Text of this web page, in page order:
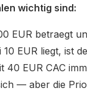
wichtig sind:
EUR betraegt
EUR liegt, ist
40 EUR CAC
— aber die